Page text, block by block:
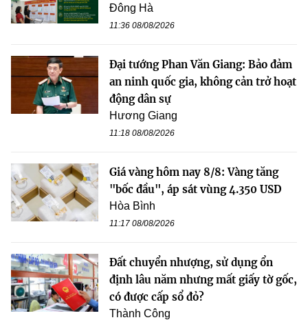
Đông Hà
11:36 08/08/2026
Đại tướng Phan Văn Giang: Bảo đảm
an ninh quốc gia, không cản trở hoạt
động dân sự
Hương Giang
11:18 08/08/2026
Giá vàng hôm nay 8/8: Vàng tăng
"bốc đầu", áp sát vùng 4.350 USD
Hòa Bình
11:17 08/08/2026
Đất chuyển nhượng, sử dụng ổn
định lâu năm nhưng mất giấy tờ gốc,
có được cấp sổ đỏ?
Thành Công